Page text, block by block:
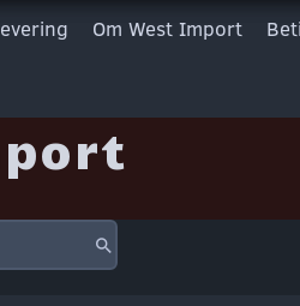
Om West Import